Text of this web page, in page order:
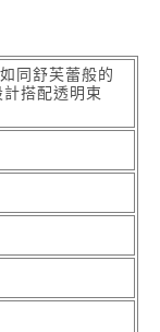
同舒芙蕾般的
搭配透明束